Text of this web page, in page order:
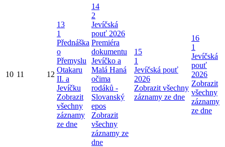
10 11 12
13
1
Přednáška
o
Přemyslu
Otakaru
II. a
Jevíčku
Zobrazit
všechny
záznamy
ze dne
14
2
Jevíčská
pouť 2026
Premiéra
dokumentu
Jevíčko a
Malá Haná
očima
rodáků -
Slovanský
epos
Zobrazit
všechny
záznamy ze
dne
15
1
Jevíčská pouť
2026
Zobrazit všechny
záznamy ze dne
16
1
Jevíčská
pouť
2026
Zobrazit
všechny
záznamy
ze dne